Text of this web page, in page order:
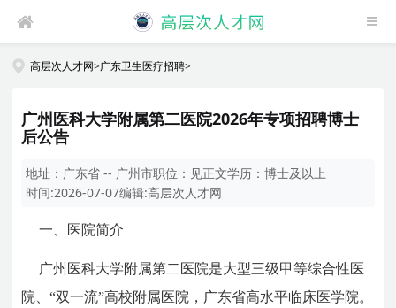
高层次人才网>广东卫生医疗招聘>
广州医科大学附属第二医院2026年专项招聘博士
后公告
地址： 广东省 -- 广州市职位： 见正文学历：博士及以上
时间:2026-07-07编辑:高层次人才网
一、医院简介
广州医科大学附属第二医院是大型三级甲等综合性医
院、“双一流”高校附属医院，广东省高水平临床医学院。